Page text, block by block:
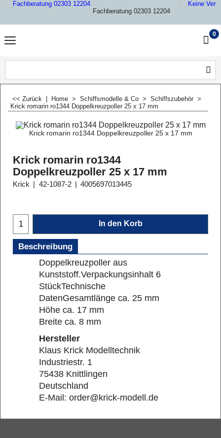
Fachberatung 02303 12204
0
<< Zurück Home > Schiffsmodelle & Co > Schiffszubehör >
Krick romarin ro1344 Doppelkreuzpoller 25 x 17 mm
Krick romarin ro1344 Doppelkreuzpoller 25 x 17 mm
Krick romarin ro1344
Doppelkreuzpoller 25 x 17 mm
Krick 42-1087-2 4005697013445
In den Korb
Beschreibung
Doppelkreuzpoller aus
Kunststoff.Verpackungsinhalt 6
StückTechnische
DatenGesamtlänge ca. 25 mm
Höhe ca. 17 mm
Breite ca. 8 mm
Hersteller
Klaus Krick Modelltechnik
Industriestr. 1
75438 Knittlingen
Deutschland
E-Mail: order@krick-modell.de